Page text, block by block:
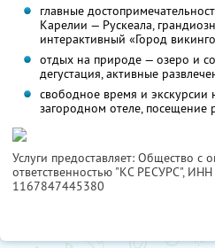
главные
Карелии — Рускеала,
интерактивный «Город
отдых на природе — озеро и
дегустация, активные
свободное время и
загородном отеле, посещение
Услуги предоставляет: Общество с
ответственностью "КС РЕСУРС", ИНН
1167847445380